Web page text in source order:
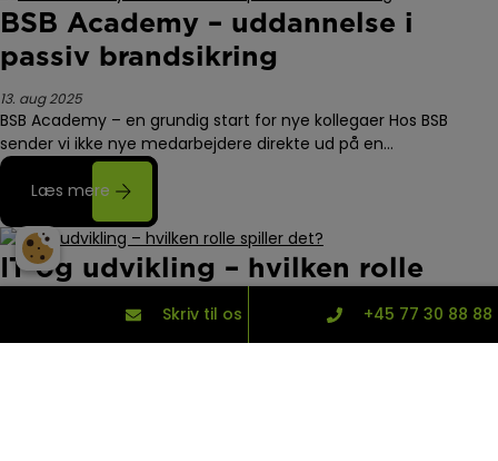
BSB Academy – uddannelse i
passiv brandsikring
13. aug 2025
BSB Academy – en grundig start for nye kollegaer Hos BSB
sender vi ikke nye medarbejdere direkte ud på en…
Læs mere
IT og udvikling – hvilken rolle
spiller det?
01. jul 2025
Skriv til os +45 77 30 88 88